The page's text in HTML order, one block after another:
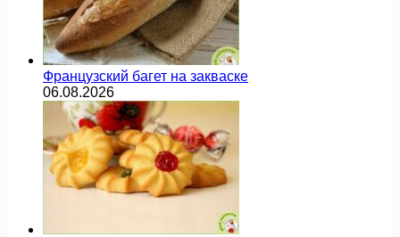
Французский багет на закваске
06.08.2026